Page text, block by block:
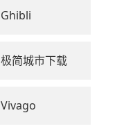
Ghibli
极简城市下载
Vivago